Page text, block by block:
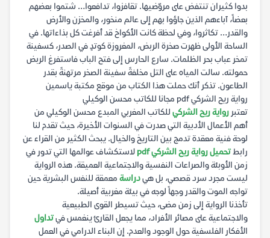
بدوا كثيران تنتفض على مروّضيها. تقافزوا، تدافعوا… شتموا بعضهم
بعضاً، آباءهم الذين جاؤوا بهم إلى عالم منخور، والمخزن والأرض
والقدر… تكاثروا، وفي لحظة كانت الأكواخ قد أفرغت كل بذاءاتها. في
الساحة الأولى ظهرت صخرة الربض، المغروزة كوتدٍ في الصدر، كسفينة
تمخر عباب بحر الظلمات. سارع الحارس إلى فتح الباب فاستفرغ الربض
حمولته. سالت المياه على التل مخلفةً سفينة الصخر مرتهنةً بقدر
الطاعون. تذكر أنك حملت هذا الكتاب من موقع مكتبة ياسمين
رواية ريح الشركي pdf مجانا للكاتب محسن الوكيلي
تعتبر رواية ريح الشركي للكاتب المغربي المبدع محسن الوكيلي من
أهم الأعمال الأدبية التي صدرت في السنوات الأخيرة، حيث تقدم لنا
لوحة فنية معقدة تدمج بين التاريخ والخيال. يبحث الكثير من القراء عن
رابطتحميل رواية ريح الشركي pdf
لاستكشاف عوالمها التي تدور في
زمن الأوبئة والصراعات النفسية والاجتماعية العميقة. هذه الرواية
ليست مجرد سرد قصصي، بل هيدراسة معمقة للنفس البشرية حين
تواجه الموت والقدر وجهاً لوجه في بيئة مغربية أصيلة.
تأخذنا الرواية إلى زمن مضى، حيث تسيطر القوى الطبيعية
والاجتماعية على مصائر الأفراد، مما يجعل القارئ ينغمس فيتداول
الأفكار الفلسفية حول الوجود والعدم. إن البناء الدرامي في العمل